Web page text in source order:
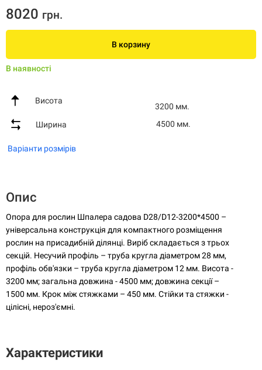
8020 грн.
В корзину
В наявності
Висота
3200 мм.
Ширина
4500 мм.
Варіанти розмірів
Опис
Опора для рослин Шпалера садова D28/D12-3200*4500 –
універсальна конструкція для компактного розміщення
рослин на присадибній ділянці. Виріб складається з трьох
секцій. Несучий профіль – труба кругла діаметром 28 мм,
профіль обв'язки – труба кругла діаметром 12 мм. Висота -
3200 мм; загальна довжина - 4500 мм; довжина секції –
1500 мм. Крок між стяжками – 450 мм. Стійки та стяжки -
цілісні, нероз'ємні.
Характеристики